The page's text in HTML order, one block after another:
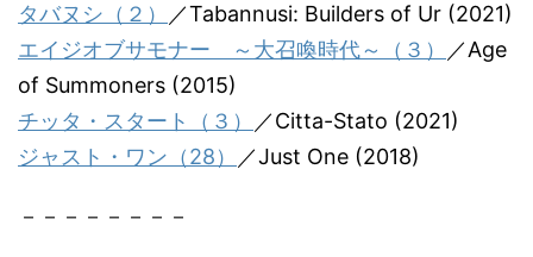
タバヌシ（２）
／Tabannusi: Builders of Ur (2021)
エイジオブサモナー ～大召喚時代～（３）
／Age
of Summoners (2015)
チッタ・スタート（３）
／Citta-Stato (2021)
ジャスト・ワン（28）
／Just One (2018)
－－－－－－－－